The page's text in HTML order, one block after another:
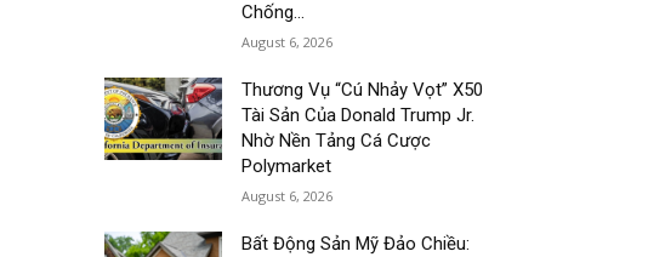
Chống...
August 6, 2026
Thương Vụ “Cú Nhảy Vọt” X50
Tài Sản Của Donald Trump Jr.
Nhờ Nền Tảng Cá Cược
Polymarket
August 6, 2026
Bất Động Sản Mỹ Đảo Chiều: